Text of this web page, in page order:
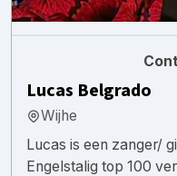
Lucas Belgrado
Wijhe
Lucas is een zanger/
Engelstalig top 100